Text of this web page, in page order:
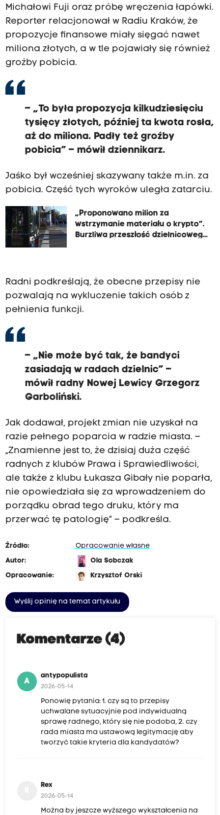
Michałowi Fuji oraz próbę wręczenia łapówki.
Reporter relacjonował w Radiu Kraków, że
propozycje finansowe miały sięgać nawet
miliona złotych, a w tle pojawiały się również
groźby pobicia.
– „To była propozycja kilkudziesięciu
tysięcy złotych, później ta kwota rosła,
aż do miliona. Padły też groźby
pobicia” – mówił dziennikarz.
Jaśko był wcześniej skazywany także m.in. za
pobicia. Część tych wyroków uległa zatarciu.
„Proponowano milion za
wstrzymanie materiału o krypto”.
Burzliwa przeszłość dzielnicowego
Radni podkreślają, że obecne przepisy nie
pozwalają na wykluczenie takich osób z
pełnienia funkcji.
– „Nie może być tak, że bandyci
zasiadają w radach dzielnic” –
mówił radny Nowej Lewicy Grzegorz
Garboliński.
Jak dodawał, projekt zmian nie uzyskał na
razie pełnego poparcia w radzie miasta. –
„Znamienne jest to, że dzisiaj duża część
radnych z klubów Prawa i Sprawiedliwości,
ale także z klubu Łukasza Gibały nie poparła,
nie opowiedziała się za wprowadzeniem do
porządku obrad tego druku, który ma
przerwać tę patologię” – podkreśla.
Źródło:
Opracowanie własne
Autor:
Ola Sobczak
Opracowanie:
Krzysztof Orski
Wyślij opinię na temat artykułu
Komentarze (4)
A
antypopulista
2026-05-14
Ponowię pytania: 1. czy są to przepisy
uchwalane sytuacyjnie pod indywidualną
sprawę radnego, który się nie podoba, 2. czy
rada miasta ma ustawową legitymację aby
tworzyć takie kryteria dla kandydatów?
Rex
2026-05-14
Można by jeszcze wyższego wykształcenia na